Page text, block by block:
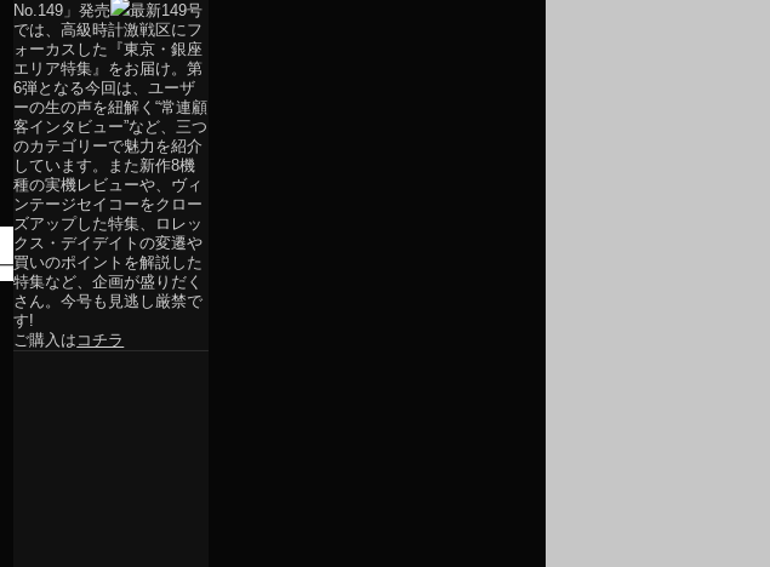
No.149」発売
最新149号
では、高級時計激戦区にフ
ォーカスした『東京・銀座
エリア特集』をお届け。第
6弾となる今回は、ユーザ
ーの生の声を紐解く“常連顧
客インタビュー”など、三つ
のカテゴリーで魅力を紹介
しています。また新作8機
種の実機レビューや、ヴィ
ンテージセイコーをクロー
ズアップした特集、ロレッ
クス・デイデイトの変遷や
買いのポイントを解説した
特集など、企画が盛りだく
さん。今号も見逃し厳禁で
す!
ご購入は コチラ